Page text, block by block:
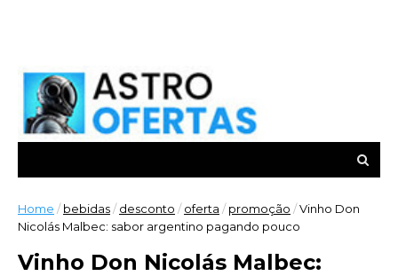
Home / bebidas/ desconto / oferta / promoção /Vinho Don
Nicolás Malbec: sabor argentino pagando pouco
Vinho Don Nicolás Malbec: